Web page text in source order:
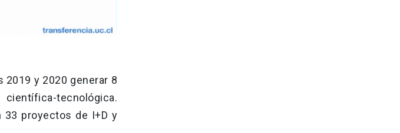
2019 y 2020 generar 8
tecnológica.
33 proyectos de I+D y